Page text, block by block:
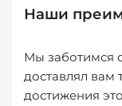
Наши
Мы заботимся
доставлял вам
достижения